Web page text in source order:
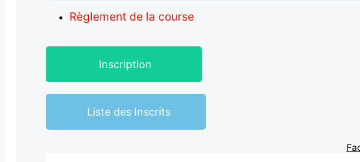
Règlement de la course
Inscription
Liste des Inscrits